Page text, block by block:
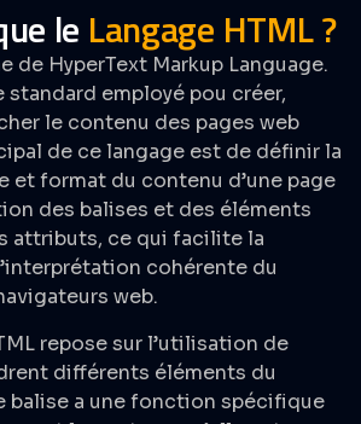
le Langage HTML ?
de HyperText Markup Language.
standard employé pou créer,
le contenu des pages web
de ce langage est de définir la
et format du contenu d’une page
des balises et des éléments
attributs, ce qui facilite la
cohérente du
web.
repose sur l’utilisation de
différents éléments du
balise a une fonction spécifique